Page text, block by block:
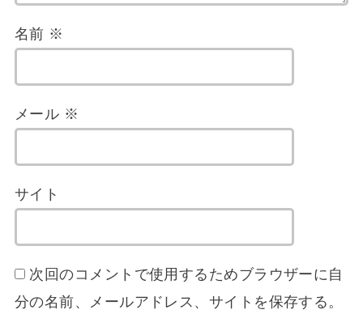
名前 ※
メール ※
サイト
次回のコメントで使用するためブラウザーに自
分の名前、メールアドレス、サイトを保存する。